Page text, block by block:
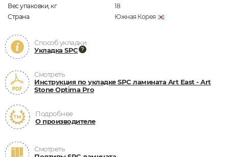
Вес упаковки, кг
18
Страна
Южная Корея
Способ укладки
Укладка SPC
Смотреть
Инструкция по укладке SPC ламината Art East - Art
Stone Optima Pro
Подробнее
О производителе
Смотреть